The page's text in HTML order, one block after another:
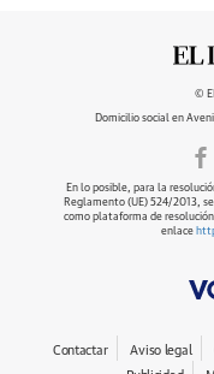
©
Domicilio social en
En lo posible, para la
Reglamento (UE) 524/2013,
como plataforma de
enlace
Contactar Aviso legal